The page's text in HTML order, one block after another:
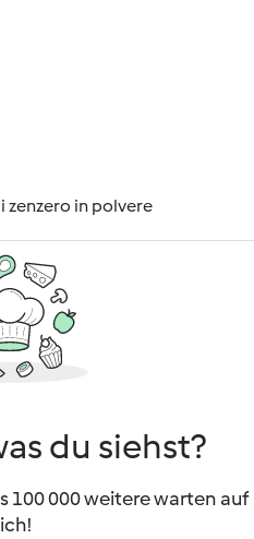
zenzero in polvere
du siehst?
100 000 weitere warten auf